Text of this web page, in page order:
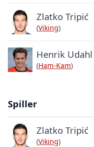
Zlatko Tripić
(Viking)
Henrik Udahl
(Ham-Kam)
Spiller
Zlatko Tripić
(Viking)